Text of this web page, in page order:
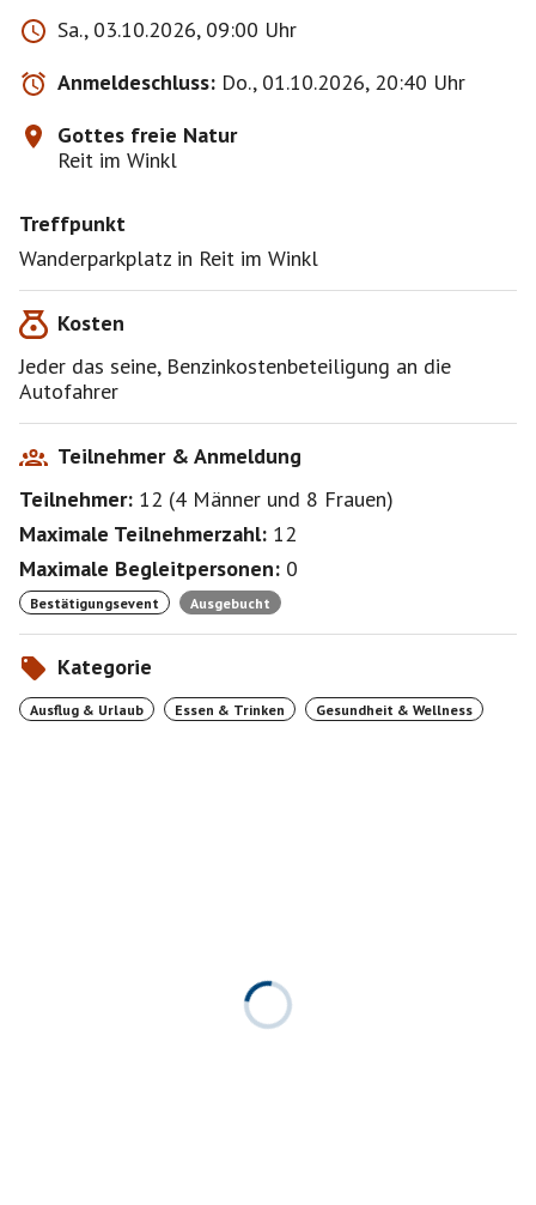
Sa., 03.10.2026, 09:00 Uhr
Anmeldeschluss: Do., 01.10.2026, 20:40 Uhr
Gottes freie Natur
Reit im Winkl
Treffpunkt
Wanderparkplatz in Reit im Winkl
Kosten
Jeder das seine, Benzinkostenbeteiligung an die
Autofahrer
Teilnehmer & Anmeldung
Teilnehmer: 12 (4 Männer und 8 Frauen)
Maximale Teilnehmerzahl: 12
Maximale Begleitpersonen: 0
Bestätigungsevent Ausgebucht
Kategorie
Ausflug & Urlaub Essen & Trinken Gesundheit & Wellness